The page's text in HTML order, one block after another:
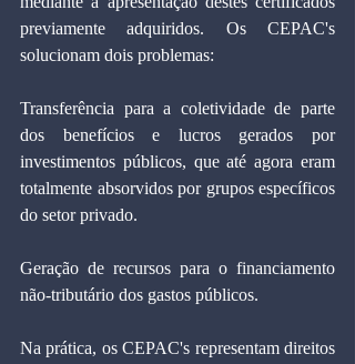
previamente adquiridos. Os CEPAC's
solucionam dois problemas:
Transferência para a coletividade de parte
dos benefícios e lucros gerados por
investimentos públicos, que até agora eram
totalmente absorvidos por grupos específicos
do setor privado.
Geração de recursos para o financiamento
não-tributário dos gastos públicos.
Na prática, os CEPAC's representam direitos